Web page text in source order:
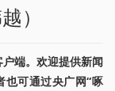
）
端。欢迎提供新闻
也可通过央广网“啄